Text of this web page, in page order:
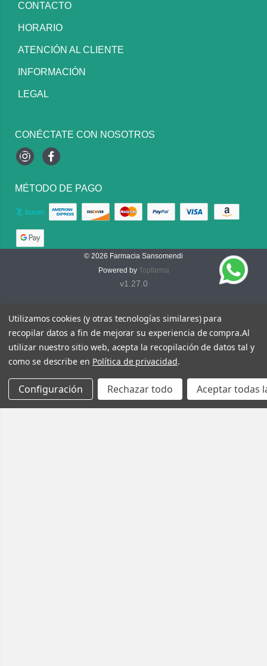
CONTACTO
HORARIO
ATENCIÓN AL CLIENTE
INFORMACIÓN
LEGAL
CONÉCTATE CON NOSOTROS
InstagramFacebook
MÉTODO DE PAGO
© 2026 Farmacia Sansomendi
Powered by Topfarma
v1.27.0
Utilizamos cookies (y otras tecnologías similares) para
recopilar datos a fin de mejorar su experiencia de compra.Al
utilizar nuestro sitio web, acepta la recopilación de datos tal y
como se describe en Política de privacidad.
Configuración Rechazar todo Aceptar todas